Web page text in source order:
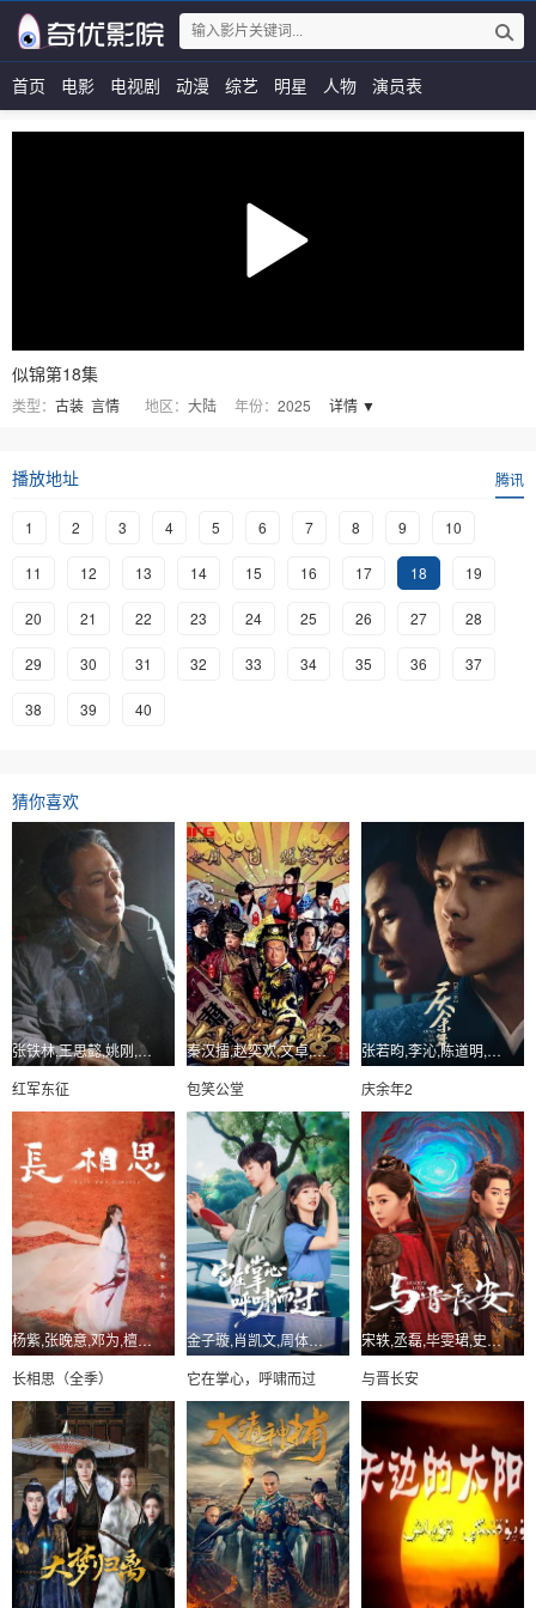
首页 电影 电视剧 动漫 综艺 明星 人物 演员表
似锦第18集
类型： 古装 言情 地区： 大陆 年份： 2025 详情 ▼
播放地址 腾讯
1 2 3 4 5 6 7 8 9 10
11 12 13 14 15 16 17 18 19
20 21 22 23 24 25 26 27 28
29 30 31 32 33 34 35 36 37
38 39 40
猜你喜欢
张铁林,王思懿,姚刚,梁春书,马晓伟
红军东征
秦汉擂,赵奕欢,文卓,邹杨
包笑公堂
张若昀,李沁,陈道明,吴刚,田雨,李小冉,俞飞鸿
庆余年2
杨紫,张晚意,邓为,檀健次,代露娃,王弘毅
长相思（全季）
金子璇,肖凯文,周体顺,杨雨光,田京凡,戴漠野,叶咏絮
它在掌心，呼啸而过
宋轶,丞磊,毕雯珺,史策,官鸿,季肖冰,倪大红
与晋长安